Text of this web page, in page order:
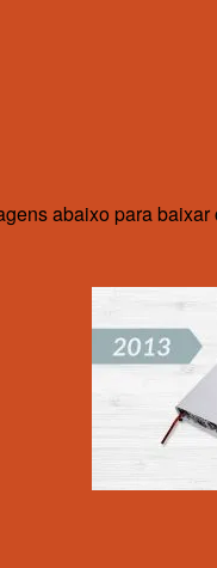
abaixo para